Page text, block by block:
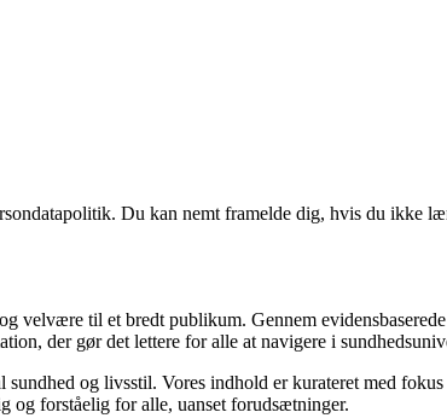
Du kan nemt framelde dig, hvis du ikke
velvære til et bredt publikum. Gennem
der gør det lettere for alle at navigere i
og livsstil. Vores indhold er kurateret med
og forståelig for alle, uanset forudsætninger.